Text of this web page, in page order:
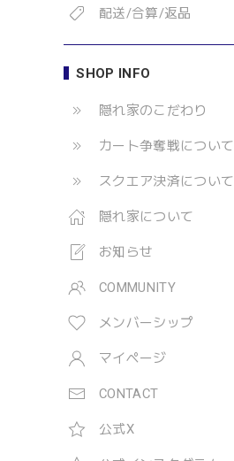
配送/合算/返品
SHOP INFO
隠れ家のこだわり
カート争奪戦について
スクエア決済について
隠れ家について
お知らせ
COMMUNITY
メンバーシップ
マイページ
CONTACT
公式X